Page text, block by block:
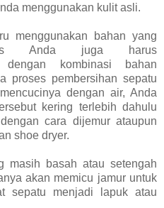
menggunakan kulit asli.
menggunakan bahan yang
Anda juga harus
dengan kombinasi bahan
proses pembersihan sepatu
dengan air, Anda
kering terlebih dahulu
cara dijemur ataupun
shoe dryer.
masih basah atau setengah
akan memicu jamur untuk
sepatu menjadi lapuk atau